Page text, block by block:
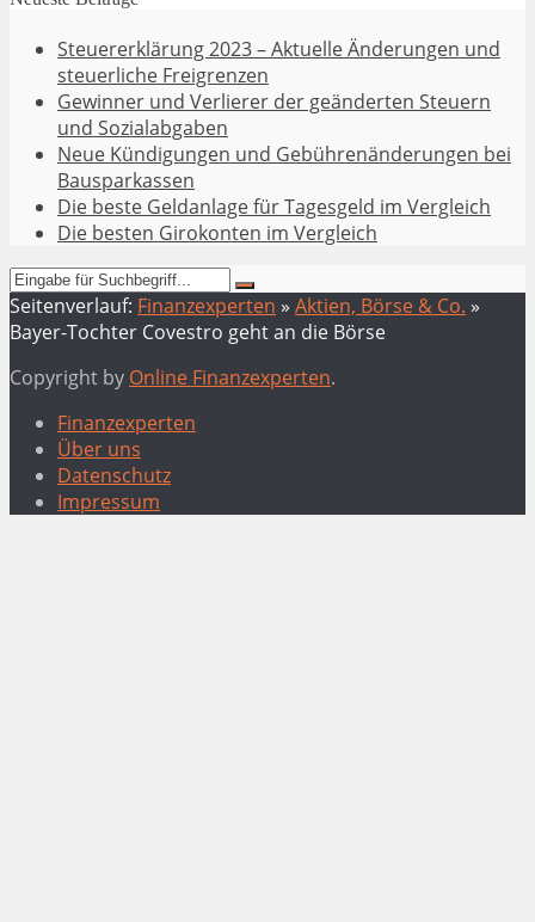
Steuererklärung 2023 – Aktuelle Änderungen und
steuerliche Freigrenzen
Gewinner und Verlierer der geänderten Steuern
und Sozialabgaben
Neue Kündigungen und Gebührenänderungen bei
Bausparkassen
Die beste Geldanlage für Tagesgeld im Vergleich
Die besten Girokonten im Vergleich
Seitenverlauf: Finanzexperten » Aktien, Börse & Co. »
Bayer-Tochter Covestro geht an die Börse
Copyright by Online Finanzexperten.
Finanzexperten
Über uns
Datenschutz
Impressum